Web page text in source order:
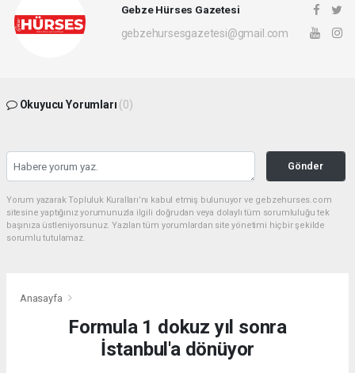
Gebze Hürses Gazetesi
gebzehursesgazetesi@gmail.com
Okuyucu Yorumları (0)
Gönder
Yorum yazarak Topluluk Kuralları’nı kabul etmiş bulunuyor ve gebzehurses.com
sitesine yaptığınız yorumunuzla ilgili doğrudan veya dolaylı tüm sorumluluğu tek
başınıza üstleniyorsunuz. Yazılan tüm yorumlardan site yönetimi hiçbir şekilde
sorumlu tutulamaz.
Anasayfa
Formula 1 dokuz yıl sonra
İstanbul'a dönüyor